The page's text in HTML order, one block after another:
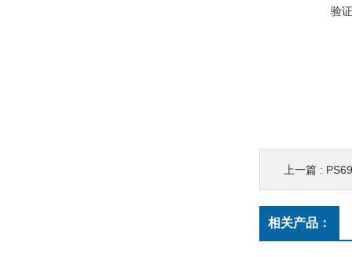
验
上一篇 :
相关产品：